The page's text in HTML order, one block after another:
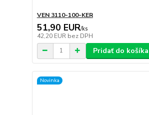
VEN 3110-100-KER
51,90 EUR/ks
42,20 EUR bez DPH
Pridať do košíka
Novinka